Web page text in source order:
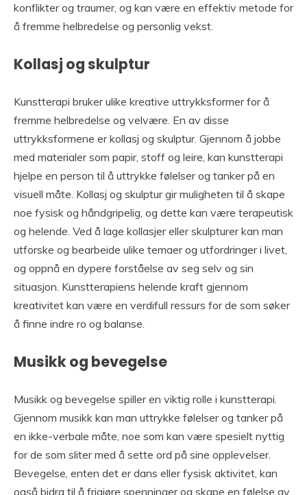
konflikter og traumer, og kan være en effektiv metode for
å fremme helbredelse og personlig vekst.
Kollasj og skulptur
Kunstterapi bruker ulike kreative uttrykksformer for å
fremme helbredelse og velvære. En av disse
uttrykksformene er kollasj og skulptur. Gjennom å jobbe
med materialer som papir, stoff og leire, kan kunstterapi
hjelpe en person til å uttrykke følelser og tanker på en
visuell måte. Kollasj og skulptur gir muligheten til å skape
noe fysisk og håndgripelig, og dette kan være terapeutisk
og helende. Ved å lage kollasjer eller skulpturer kan man
utforske og bearbeide ulike temaer og utfordringer i livet,
og oppnå en dypere forståelse av seg selv og sin
situasjon. Kunstterapiens helende kraft gjennom
kreativitet kan være en verdifull ressurs for de som søker
å finne indre ro og balanse.
Musikk og bevegelse
Musikk og bevegelse spiller en viktig rolle i kunstterapi.
Gjennom musikk kan man uttrykke følelser og tanker på
en ikke-verbale måte, noe som kan være spesielt nyttig
for de som sliter med å sette ord på sine opplevelser.
Bevegelse, enten det er dans eller fysisk aktivitet, kan
også bidra til å frigjøre spenninger og skape en følelse av